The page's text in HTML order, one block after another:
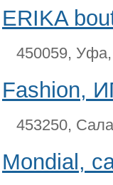
ERIKA
450059,
Fashion,
453250,
Mondial,